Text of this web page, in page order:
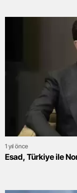
1 yıl önce
Esad, Türkiye ile